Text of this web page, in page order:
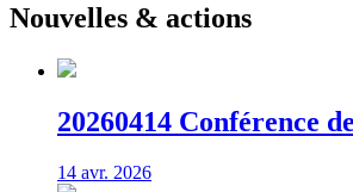
Nouvelles & actions
20260414 Conférence
14 avr. 2026